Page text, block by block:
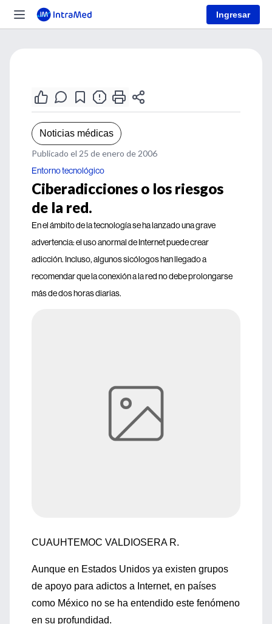
Ingresar
Noticias médicas
Publicado el 25 de enero de 2006
Entorno tecnológico
Ciberadicciones o los riesgos
de la red.
En el ámbito de la tecnología se ha lanzado una grave
advertencia: el uso anormal de Internet puede crear
adicción. Incluso, algunos sicólogos han llegado a
recomendar que la conexión a la red no debe prolongarse
más de dos horas diarias.
CUAUHTEMOC VALDIOSERA R.
Aunque en Estados Unidos ya existen grupos
de apoyo para adictos a Internet, en países
como México no se ha entendido este fenómeno
en su profundidad.